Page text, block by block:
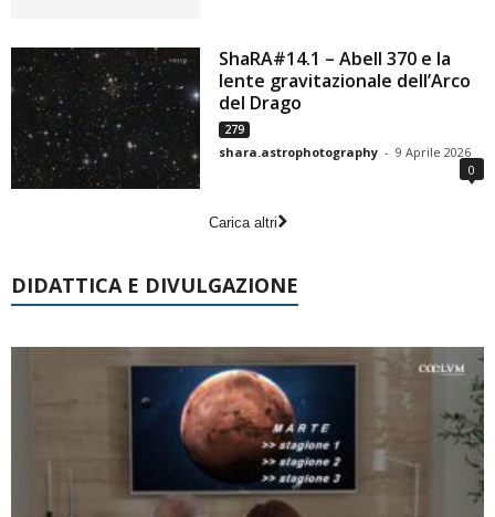
ShaRA#14.1 – Abell 370 e la
lente gravitazionale dell’Arco
del Drago
279
shara.astrophotography - 9 Aprile 2026
0
Carica altri
DIDATTICA E DIVULGAZIONE